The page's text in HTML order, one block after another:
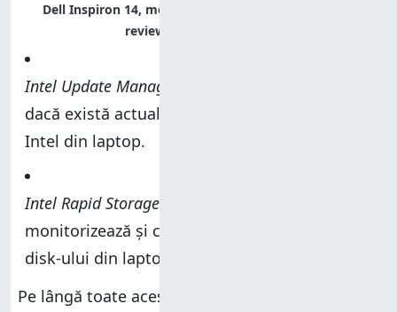
Dell Inspiron 14, model 7437, performante, recenzie,
review, teste, comparatie
Intel Update Manager
dacă există actualizări pentru hardware-ul
Intel din laptop.
Intel Rapid Storage Technology
monitorizează și controlează performanța hard
disk-ului din laptop.
Pe lângă toate acest programe, veți găsi și o